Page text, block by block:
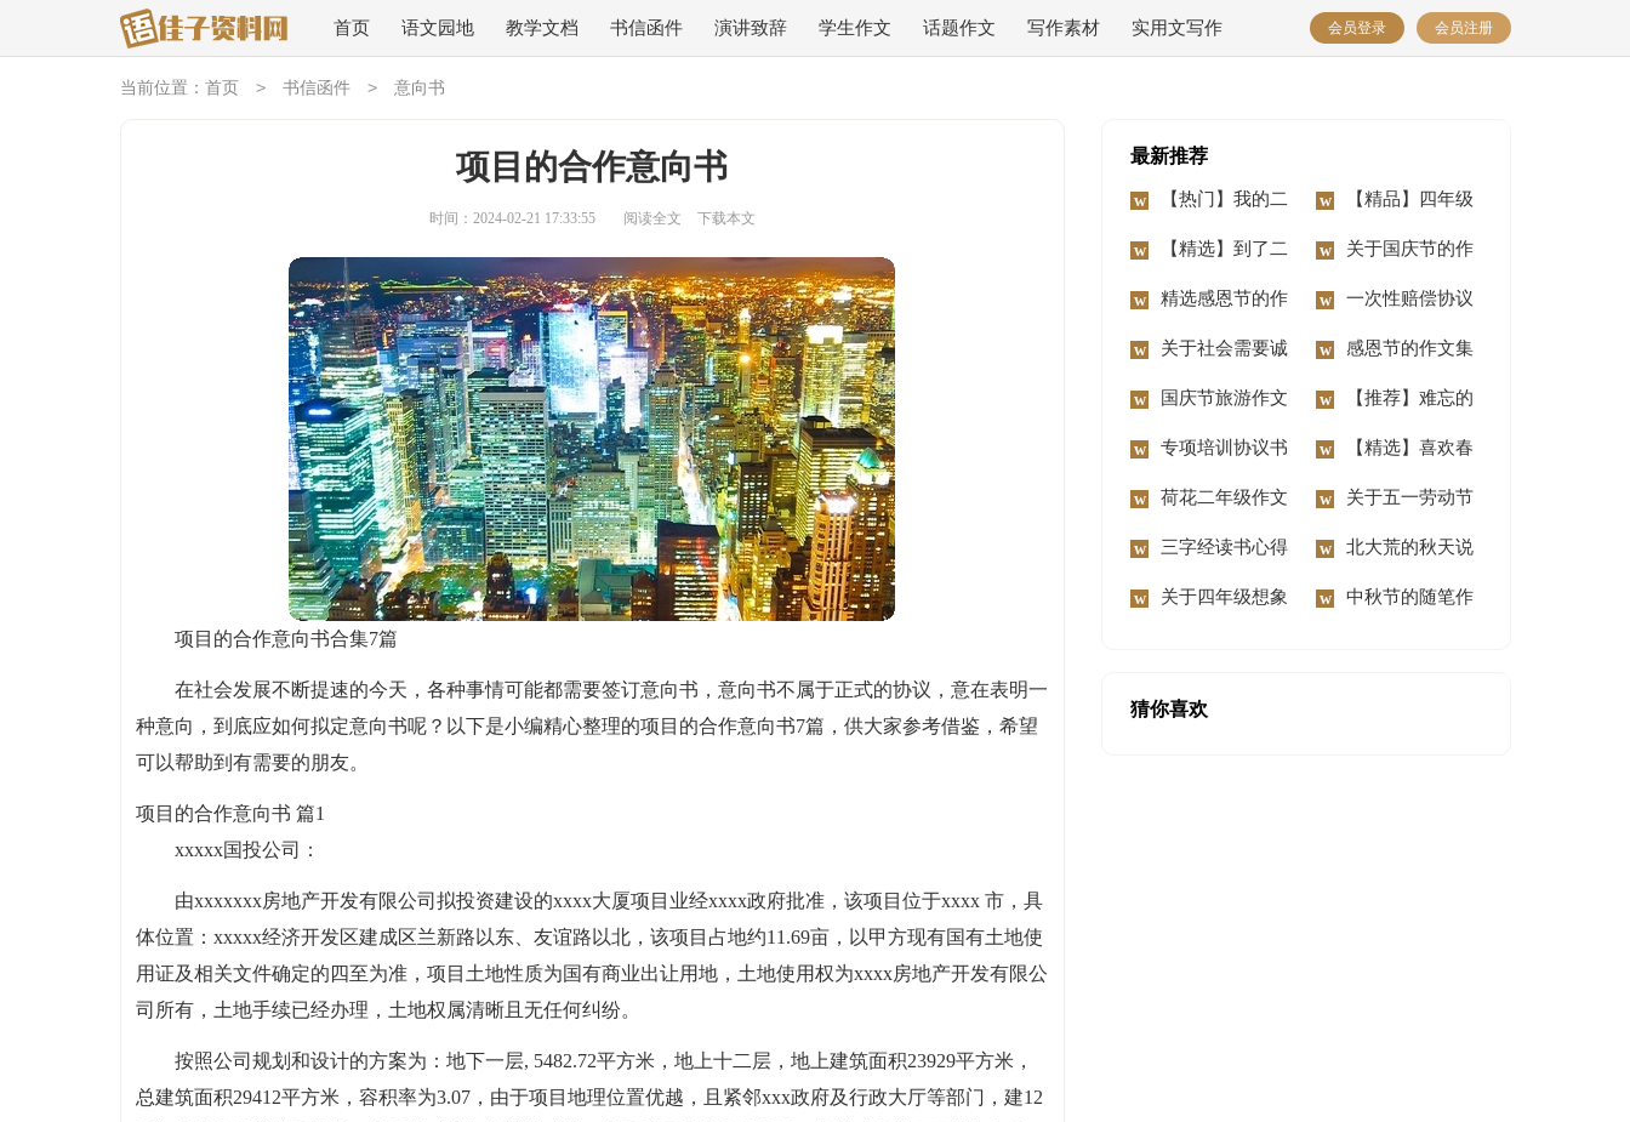
首页 语文园地 教学文档 书信函件 演讲致辞 学生作文 话题作文 写作素材 实用文写作 会员登录 会员注册
当前位置： 首页 > 书信函件 > 意向书
项目的合作意向书
时间：2024-02-21 17:33:55 阅读全文 下载本文
项目的合作意向书合集7篇
在社会发展不断提速的今天，各种事情可能都需要签订意向书，意向书不属于正式的协议，意在表明一
种意向，到底应如何拟定意向书呢？以下是小编精心整理的项目的合作意向书7篇，供大家参考借鉴，希望
可以帮助到有需要的朋友。
项目的合作意向书 篇1
xxxxx国投公司：
由xxxxxxx房地产开发有限公司拟投资建设的xxxx大厦项目业经xxxx政府批准，该项目位于xxxx 市，具
体位置：xxxxx经济开发区建成区兰新路以东、友谊路以北，该项目占地约11.69亩，以甲方现有国有土地使
用证及相关文件确定的四至为准，项目土地性质为国有商业出让用地，土地使用权为xxxx房地产开发有限公
司所有，土地手续已经办理，土地权属清晰且无任何纠纷。
按照公司规划和设计的方案为：地下一层, 5482.72平方米，地上十二层，地上建筑面积23929平方米，
总建筑面积29412平方米，容积率为3.07，由于项目地理位置优越，且紧邻xxx政府及行政大厅等部门，建12
最新推荐
【热门】我的二
年级作文锦集7篇
【精品】四年级
动物作文10篇
【精选】到了二
年级作文锦集七篇
关于国庆节的作
文汇编15篇
精选感恩节的作
文400字3篇
一次性赔偿协议
书
关于社会需要诚
信作文3篇
感恩节的作文集
合15篇
国庆节旅游作文
14篇
【推荐】难忘的
事二年级作文合集八
篇
专项培训协议书 【精选】喜欢春
节作文三篇
荷花二年级作文
300字锦集六篇
关于五一劳动节
慰问信范文汇编8篇
三字经读书心得
体会
北大荒的秋天说
课稿
关于四年级想象 中秋节的随笔作
猜你喜欢